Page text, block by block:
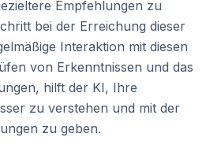
Empfehlungen zu
bei der Erreichung dieser
Interaktion mit diesen
von Erkenntnissen und das
hilft der KI, Ihre
zu verstehen und mit der
zu geben.